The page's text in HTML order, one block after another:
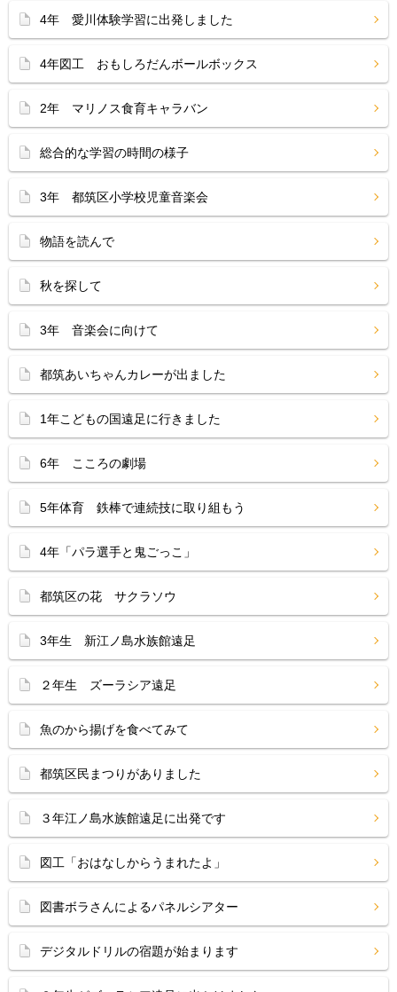
4年 愛川体験学習に出発しました
4年図工 おもしろだんボールボックス
2年 マリノス食育キャラバン
総合的な学習の時間の様子
3年 都筑区小学校児童音楽会
物語を読んで
秋を探して
3年 音楽会に向けて
都筑あいちゃんカレーが出ました
1年こどもの国遠足に行きました
6年 こころの劇場
5年体育 鉄棒で連続技に取り組もう
4年「パラ選手と鬼ごっこ」
都筑区の花 サクラソウ
3年生 新江ノ島水族館遠足
２年生 ズーラシア遠足
魚のから揚げを食べてみて
都筑区民まつりがありました
３年江ノ島水族館遠足に出発です
図工「おはなしからうまれたよ」
図書ボラさんによるパネルシアター
デジタルドリルの宿題が始まります